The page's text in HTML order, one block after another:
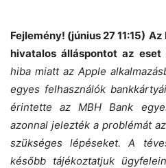
Fejlemény! (június 27 11:15) Az
hivatalos álláspontot az eset
hiba miatt az Apple
egyes felhasználók
érintette az MBH Bank
azonnal jelezték a problémát
szükséges lépéseket. A
később tájékoztatjuk